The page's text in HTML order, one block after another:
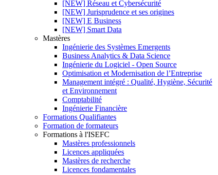
[NEW] Réseau et Cybersécurité
[NEW] Jurisprudence et ses origines
[NEW] E Business
[NEW] Smart Data
Mastères
Ingénierie des Systèmes Emergents
Business Analytics & Data Science
Ingénierie du Logiciel - Open Source
Optimisation et Modernisation de l’Entreprise
Management intégré : Qualité, Hygiène, Sécurité
et Environnement
Comptabilité
Ingénierie Financière
Formations Qualifiantes
Formation de formateurs
Formations à l'ISEFC
Mastères professionnels
Licences appliquées
Mastères de recherche
Licences fondamentales